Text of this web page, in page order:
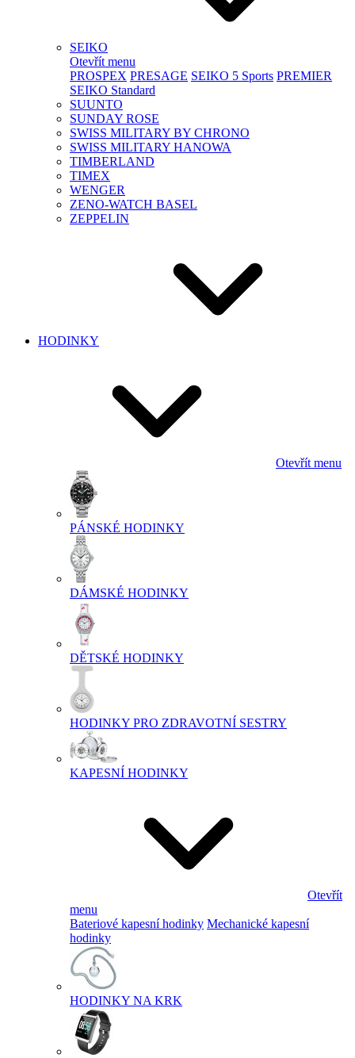
SEIKO
Otevřít menu
PROSPEX PRESAGE SEIKO 5 Sports PREMIER
SEIKO Standard
SUUNTO
SUNDAY ROSE
SWISS MILITARY BY CHRONO
SWISS MILITARY HANOWA
TIMBERLAND
TIMEX
WENGER
ZENO-WATCH BASEL
ZEPPELIN
HODINKY
Otevřít menu
PÁNSKÉ HODINKY
DÁMSKÉ HODINKY
DĚTSKÉ HODINKY
HODINKY PRO ZDRAVOTNÍ SESTRY
KAPESNÍ HODINKY
Otevřít
menu
Bateriové kapesní hodinky Mechanické kapesní
hodinky
HODINKY NA KRK